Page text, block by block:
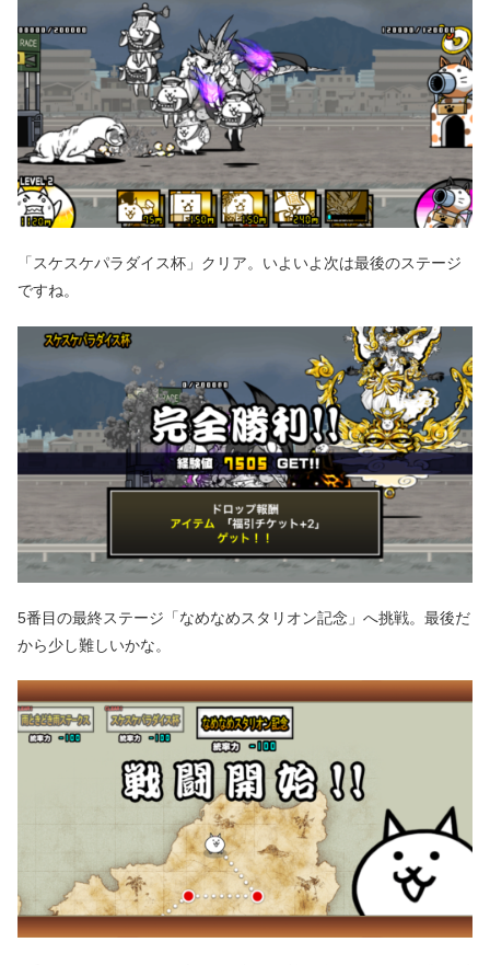
「スケスケパラダイス杯」クリア。いよいよ次は最後のステージ
ですね。
5番目の最終ステージ「なめなめスタリオン記念」へ挑戦。最後だ
から少し難しいかな。